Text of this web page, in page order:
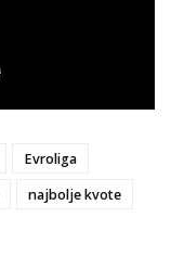
Evroliga
najbolje kvote